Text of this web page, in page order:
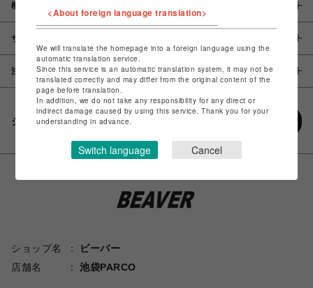
概要
サイズ
注意事項
シェアする
ショップ名
ビーバー
店舗名
池袋PARCO
<About foreign language translation>
We will translate the homepage into a foreign language using the
automatic translation service.
Since this service is an automatic translation system, it may not be
translated correctly and may differ from the original content of the
page before translation.
In addition, we do not take any responsibility for any direct or
indirect damage caused by using this service. Thank you for your
understanding in advance.
Switch language Cancel